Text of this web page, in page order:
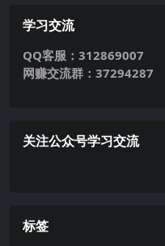
学习交流
QQ客服：312869007
网赚交流群：37294287
关注公众号学习交流
标签